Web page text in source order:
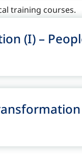
training courses.
(I) –